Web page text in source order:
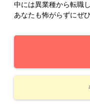
中には異業種から転職
あなたも怖がらずにぜ